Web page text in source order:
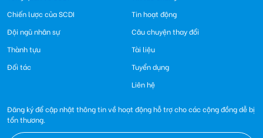
Chiến lược của SCDI
Đội ngũ nhân sự
Thành tựu
Đối tác
Tin hoạt động
Câu chuyện thay đổi
Tài liệu
Tuyển dụng
Liên hệ
Đăng ký để cập nhật thông tin về hoạt động hỗ trợ cho các cộng đồng dễ bị
tổn thương.